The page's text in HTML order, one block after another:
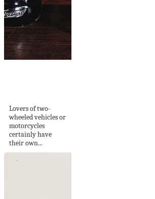
Lovers of two-
wheeled vehicles or
motorcycles
certainly have
their own...